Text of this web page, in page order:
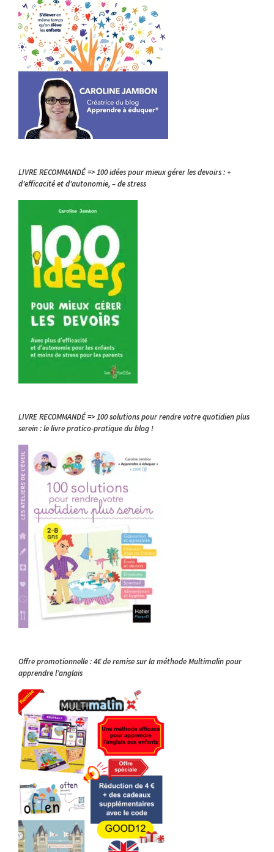
LIVRE RECOMMANDÉ => 100 idées pour mieux gérer les devoirs : +
d’efficacité et d’autonomie, – de stress
LIVRE RECOMMANDÉ => 100 solutions pour rendre votre quotidien plus
serein : le livre pratico-pratique du blog !
Offre promotionnelle : 4€ de remise sur la méthode Multimalin pour
apprendre l’anglais